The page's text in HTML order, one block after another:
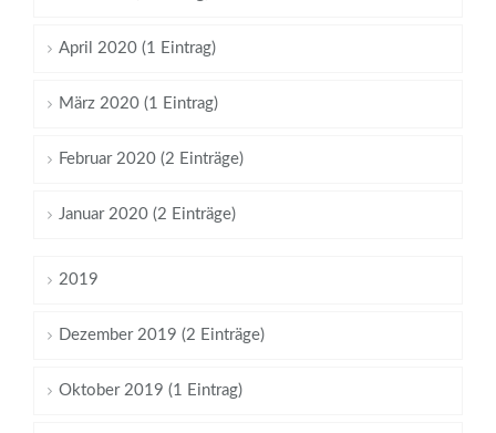
April 2020 (1 Eintrag)
März 2020 (1 Eintrag)
Februar 2020 (2 Einträge)
Januar 2020 (2 Einträge)
2019
Dezember 2019 (2 Einträge)
Oktober 2019 (1 Eintrag)